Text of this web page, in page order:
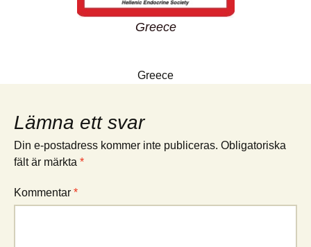
Greece
Greece
Lämna ett svar
Din e-postadress kommer inte publiceras. Obligatoriska
fält är märkta *
Kommentar *